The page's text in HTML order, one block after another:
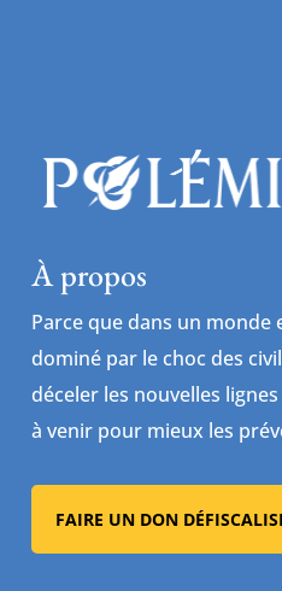
À propos
Parce que dans un monde
dominé par le choc des
déceler les nouvelles
à venir pour mieux les
FAIRE UN DON